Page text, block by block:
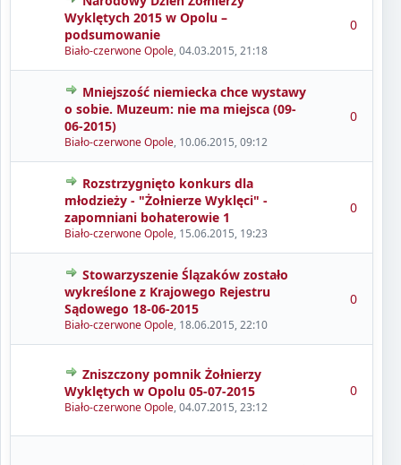
Wyklętych 2015 w Opolu –
podsumowanie
Biało-czerwone Opole,04.03.2015, 21:18
0
Mniejszość niemiecka chce wystawy
o sobie. Muzeum: nie ma miejsca (09-
06-2015)
Biało-czerwone Opole, 10.06.2015, 09:12
0
Rozstrzygnięto konkurs dla
młodzieży - "Żołnierze Wyklęci" -
zapomniani bohaterowie 1
Biało-czerwone Opole, 15.06.2015, 19:23
0
Stowarzyszenie Ślązaków zostało
wykreślone z Krajowego Rejestru
Sądowego 18-06-2015
Biało-czerwone Opole, 18.06.2015, 22:10
0
Zniszczony pomnik Żołnierzy
Wyklętych w Opolu 05-07-2015
Biało-czerwone Opole,04.07.2015, 23:12
0